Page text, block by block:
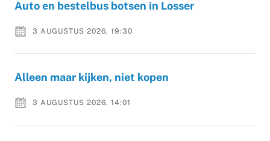
Auto en bestelbus botsen in Losser
3 AUGUSTUS 2026, 19:30
Alleen maar kijken, niet kopen
3 AUGUSTUS 2026, 14:01